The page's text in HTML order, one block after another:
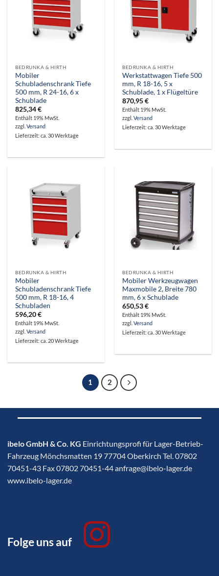
BEDRUNKA & HIRTH
Mobiler
Schubladenschrank Tiefe
500 mm, R 24-16, 6 x
Schublade
825,34€
Enthält 19% MwSt.
zzgl.Versand
Lieferzeit: ca. 30 Werktage
BEDRUNKA & HIRTH
Werkstattwagen Tiefe 500
mm, R 18-16, 5 x
Schublade, 1 x Flügeltüre
870,95€
Enthält 19% MwSt.
zzgl.Versand
Lieferzeit: ca. 30 Werktage
BEDRUNKA & HIRTH
Mobiler
Schubladenschrank Tiefe
500 mm, R 18-16, 4
Schubladen
596,20€
Enthält 19% MwSt.
zzgl.Versand
Lieferzeit: ca. 20 Werktage
BEDRUNKA & HIRTH
Mobiler Werkzeugwagen
Maxmobile 2, Breite 780
mm, 6 x Schublade
650,53€
Enthält 19% MwSt.
zzgl.Versand
Lieferzeit: ca. 30 Werktage
1 2
ibelo GmbH & Co. KG Einrichtungsprofi für Lager-Betrieb-
Fahrzeug Mönchsmatten 19 77704 Oberkirch Tel. 07802
70451-43 Fax 07802 70451-44 anfrage@ibelo-lager.de
www.ibelo-lager.de
Folge uns auf